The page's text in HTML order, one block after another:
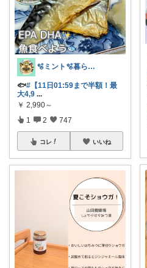
🫧ミント🫧暮らし⋆ﾟファッション⋆ﾟ
🐟#【11日01:59まで半額！最
大4,9 ...
￥ 2,990～
1 2 747
コレ いいね